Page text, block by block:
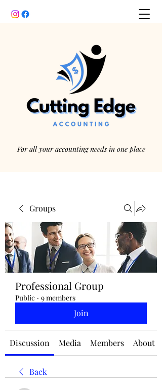
For all your accounting needs in one place
jennifermcchesney@yahoo.com
(604) 445-2082
Groups
Professional Group
Public · 9 members
Join
Discussion Media Members About
Back